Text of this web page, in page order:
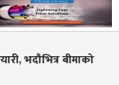
कोइराला क्यान्सर